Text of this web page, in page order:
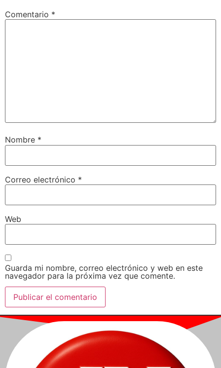
Comentario *
Nombre *
Correo electrónico *
Web
Guarda mi nombre, correo electrónico y web en este
navegador para la próxima vez que comente.